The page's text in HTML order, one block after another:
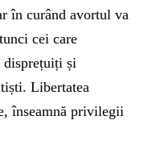
în curând avortul va
cei care
disprețuiți și
Libertatea
înseamnă privilegii